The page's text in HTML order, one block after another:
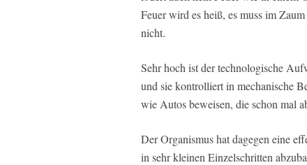
Feuer wird es heiß, es muss im
nicht.
Sehr hoch ist der technologische
und sie kontrolliert in mechanische
wie Autos beweisen, die schon mal
Der Organismus hat dagegen eine
in sehr kleinen Einzelschritten